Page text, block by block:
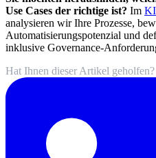
Use Cases der richtige ist? Im
analysieren wir Ihre Prozesse,
Automatisierungspotenzial und
inklusive Governance-
Hat Ihnen dieser Artikel geholfen?